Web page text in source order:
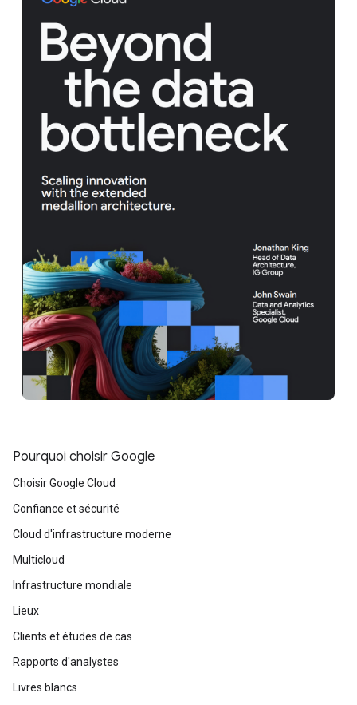
Pourquoi choisir Google
Choisir Google Cloud
Confiance et sécurité
Cloud d'infrastructure moderne
Multicloud
Infrastructure mondiale
Lieux
Clients et études de cas
Rapports d'analystes
Livres blancs